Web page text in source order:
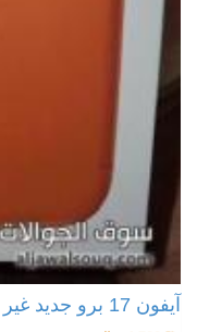
آيفون 17 برو جديد غير …